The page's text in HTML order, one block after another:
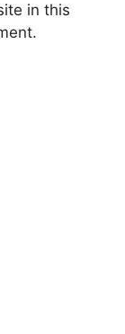
in this